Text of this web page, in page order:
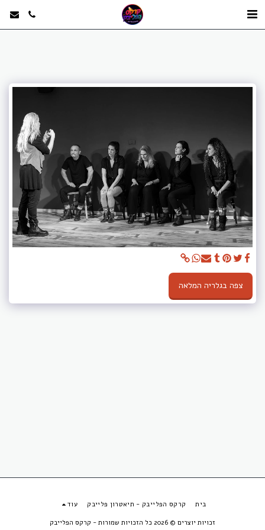
צפה בגלריה המלאה
בית קרקס הפלייבק - תיאטרון פלייבק עוד
זכויות יוצרים © 2026 כל הזכויות שמורות - קרקס הפלייבק